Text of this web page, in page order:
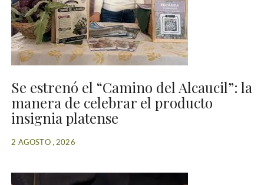
Se estrenó el “Camino del Alcaucil”: la
manera de celebrar el producto
insignia platense
2 AGOSTO , 2026